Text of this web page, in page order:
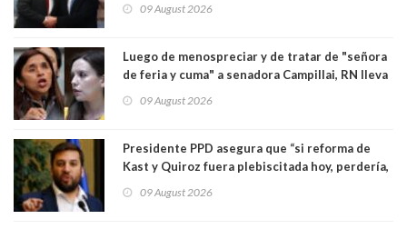
09 August 2026
Luego de menospreciar y de tratar de "señora
de feria y cuma" a senadora Campillai, RN lleva
09 August 2026
Presidente PPD asegura que “si reforma de
Kast y Quiroz fuera plebiscitada hoy, perdería,
a favor de la oposición, sería una victoria de la
09 August 2026